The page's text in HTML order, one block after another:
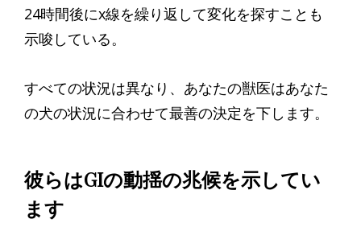
24時間後にx線を繰り返して変化を探すことも
示唆している。
すべての状況は異なり、あなたの獣医はあなた
の犬の状況に合わせて最善の決定を下します。
彼らはGIの動揺の兆候を示してい
ます